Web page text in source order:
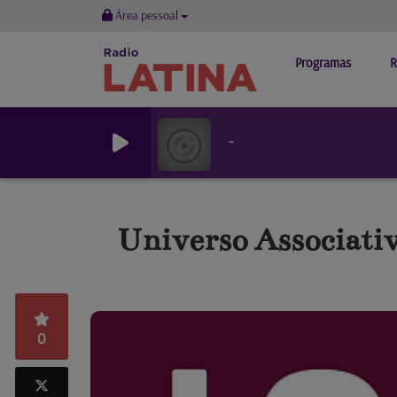
Área pessoal
Programas
-
Universo
0